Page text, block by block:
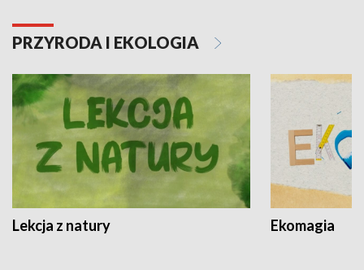
PRZYRODA I EKOLOGIA
Lekcja z natury Ekomagia